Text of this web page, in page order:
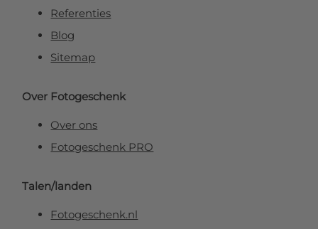
Referenties
Blog
Sitemap
Over Fotogeschenk
Over ons
Fotogeschenk PRO
Talen/landen
Fotogeschenk.nl